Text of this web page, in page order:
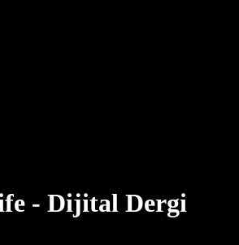
- Dijital Dergi